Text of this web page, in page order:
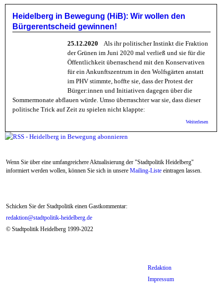
Heidelberg in Bewegung (HiB): Wir wollen den
Bürgerentscheid gewinnen!
25.12.2020 Als ihr politischer Instinkt die Fraktion
der Grünen im Juni 2020 mal verließ und sie für die
Öffentlichkeit überraschend mit den Konservativen
für ein Ankunftszentrum in den Wolfsgärten anstatt
im PHV stimmte, hoffte sie, dass der Protest der
Bürger:innen und Initiativen dagegen über die
Sommermonate abflauen würde. Umso überraschter war sie, dass dieser
politische Trick auf Zeit zu spielen nicht klappte:
Weiterlesen
Wenn Sie über eine umfangreichere Aktualisierung der "Stadtpolitik Heidelberg"
informiert werden wollen, können Sie sich in unsere Mailing-Liste eintragen lassen.
Schicken Sie der Stadtpolitik einen Gastkommentar:
redaktion@stadtpolitik-heidelberg.de
© Stadtpolitik Heidelberg 1999-2022
Redaktion
Impressum